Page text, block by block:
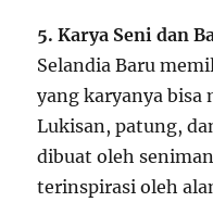
5. Karya Seni dan
Selandia Baru
yang karyanya bisa
Lukisan, patung,
dibuat oleh
terinspirasi oleh